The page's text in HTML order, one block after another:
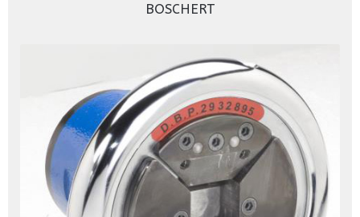
BOSCHERT